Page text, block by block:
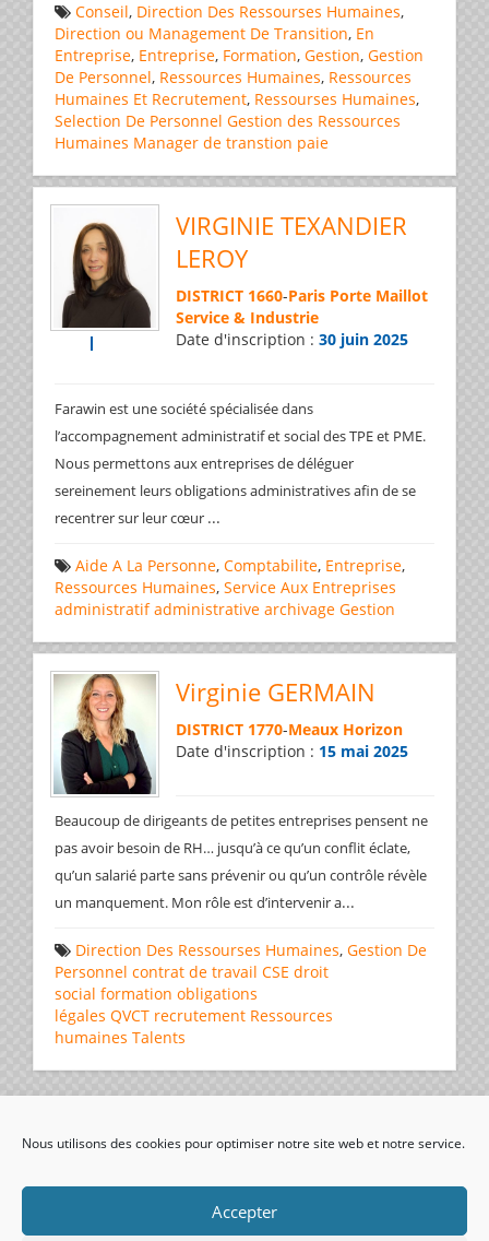
Nous utilisons des cookies pour optimiser notre site web et notre service.
Accepter
Conseil, Direction Des Ressourses Humaines,
Direction ou Management De Transition, En
Entreprise, Entreprise, Formation, Gestion, Gestion
De Personnel, Ressources Humaines, Ressources
Humaines Et Recrutement, Ressourses Humaines,
Selection De Personnel Gestion des Ressources
Humaines Manager de transtion paie
VIRGINIE TEXANDIER
LEROY
DISTRICT 1660-Paris Porte Maillot
Service & Industrie
Date d'inscription : 30 juin 2025
Farawin est une société spécialisée dans
l’accompagnement administratif et social des TPE et PME.
Nous permettons aux entreprises de déléguer
sereinement leurs obligations administratives afin de se
recentrer sur leur cœur ...
Aide A La Personne, Comptabilite, Entreprise,
Ressources Humaines, Service Aux Entreprises
administratif administrative archivage Gestion
Virginie GERMAIN
DISTRICT 1770-Meaux Horizon
Date d'inscription : 15 mai 2025
Beaucoup de dirigeants de petites entreprises pensent ne
pas avoir besoin de RH… jusqu’à ce qu’un conflit éclate,
qu’un salarié parte sans prévenir ou qu’un contrôle révèle
un manquement. Mon rôle est d’intervenir a...
Direction Des Ressourses Humaines, Gestion De
Personnel contrat de travail CSE droit
social formation obligations
légales QVCT recrutement Ressources
humaines Talents
visiteurs uniques: